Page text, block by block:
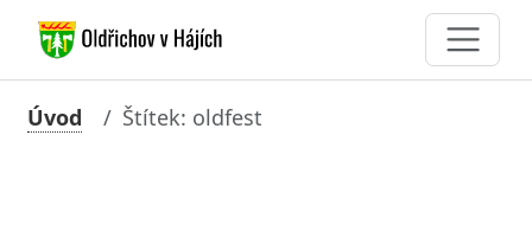
Úvod Štítek: oldfest